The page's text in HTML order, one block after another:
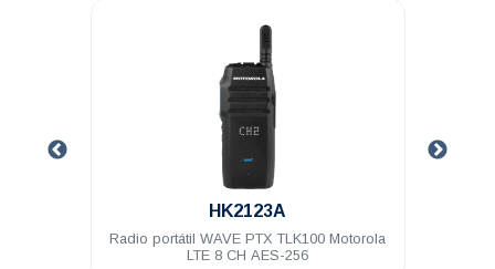
.
HK2123A
Radio portátil WAVE PTX TLK100 Motorola
LTE 8 CH AES-256